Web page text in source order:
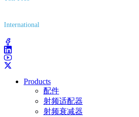
International
Products
配件
射频适配器
射频衰减器